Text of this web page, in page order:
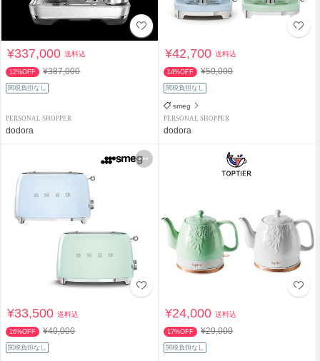
¥337,000送料込
12%OFF ¥387,000
関税負担なし
PERSONAL SHOPPER
dodora
¥42,700送料込
14%OFF ¥50,000
関税負担なし
smeg
PERSONAL SHOPPER
dodora
¥33,500送料込
16%OFF ¥40,000
関税負担なし
¥24,000送料込
17%OFF ¥29,000
関税負担なし